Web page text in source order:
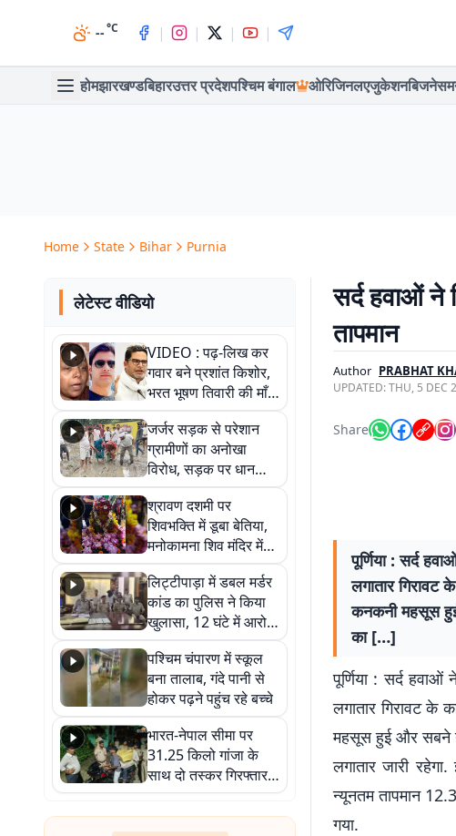
--°C | | | |
होमझारखण्डबिहारउत्तर प्रदेशपश्चिम बंगाल ओरिजिनलएजुकेशनबिजनेस
Home State Bihar Purnia
लेटेस्ट वीडियो
VIDEO : पढ़-लिख कर
गवार बने प्रशांत किशोर,
भरत भूषण तिवारी की माँ ने
कहा नहीं थी उम्मीद, बेटा
था तो किसी को बोलने की
नहीं थी हिम्मत
जर्जर सड़क से परेशान
ग्रामीणों का अनोखा
विरोध, सड़क पर धान
रोपकर और खाद डालकर
जताया आक्रोश
श्रावण दशमी पर
शिवभक्ति में डूबा बेतिया,
मनोकामना शिव मंदिर में
हुआ भव्य श्रृंगार
लिट्टीपाड़ा में डबल मर्डर
कांड का पुलिस ने किया
खुलासा, 12 घंटे में आरोपी
गिरफ्तार
पश्चिम चंपारण में स्कूल
बना तालाब, गंदे पानी से
होकर पढ़ने पहुंच रहे बच्चे
भारत-नेपाल सीमा पर
31.25 किलो गांजा के
साथ दो तस्कर गिरफ्तार,
नेपाली नंबर की बाइक
जब्त
सर्द हवाओं
तापमान
Author PRABHAT
UPDATED:THU, 5 DEC
Share
पूर्णिया : सर्द
लगातार
कनकनी महसूस हुई
का […]
पूर्णिया : सर्द
लगातार गिरावट के
महसूस हुई और सबने
लगातार जारी
न्यूनतम तापमान
गया.